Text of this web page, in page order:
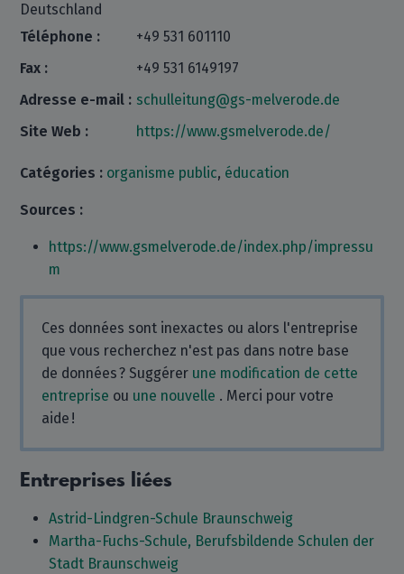
Deutschland
Téléphone :
+49 531 601110
Fax :
+49 531 6149197
Adresse e-mail : schulleitung@gs-melverode.de
Site Web :
https://www.gsmelverode.de/
Catégories : organisme public, éducation
Sources :
https://www.gsmelverode.de/index.php/impressu
m
Ces données sont inexactes ou alors l'entreprise
que vous recherchez n'est pas dans notre base
de données ? Suggérer une modification de cette
entreprise ou une nouvelle . Merci pour votre
aide !
Entreprises liées
Astrid-Lindgren-Schule Braunschweig
Martha-Fuchs-Schule, Berufsbildende Schulen der
Stadt Braunschweig